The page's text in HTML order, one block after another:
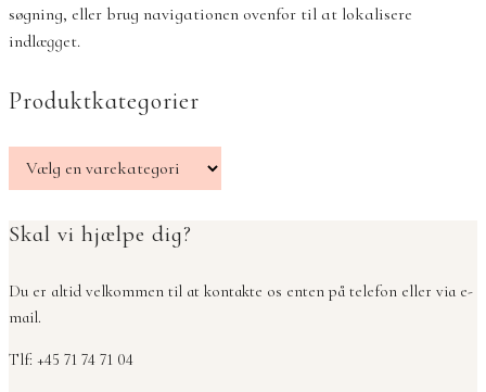
søgning, eller brug navigationen ovenfor til at lokalisere
indlægget.
Produktkategorier
Skal vi hjælpe dig?
Du er altid velkommen til at kontakte os enten på telefon eller via e-
mail.
Tlf: +45 71 74 71 04